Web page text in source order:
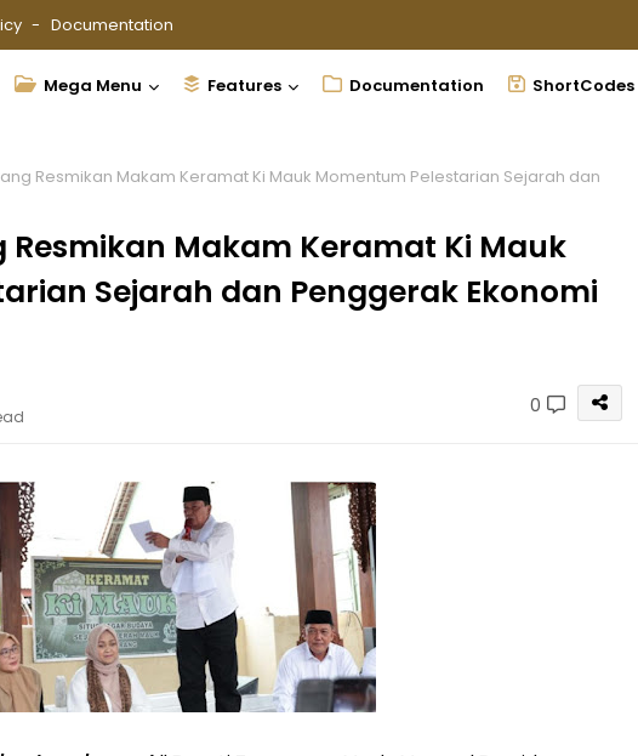
Documentation
Mega Menu Features Documentation ShortCodes
Resmikan Makam Keramat Ki Mauk Momentum Pelestarian Sejarah dan
Makam Keramat Ki Mauk
Sejarah dan Penggerak Ekonomi
0